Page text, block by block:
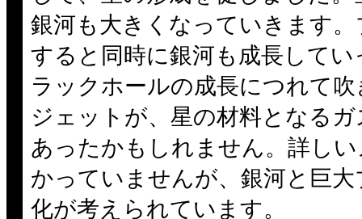
銀河も大きくなっていきます
すると同時に銀河も成長して
ラックホールの成長につれて
ジェットが、星の材料となる
あったかもしれません。詳し
かっていませんが、銀河と巨
化が考えられています。